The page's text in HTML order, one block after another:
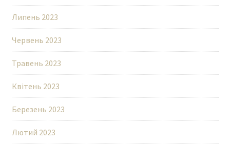
Липень 2023
Червень 2023
Травень 2023
Квітень 2023
Березень 2023
Лютий 2023